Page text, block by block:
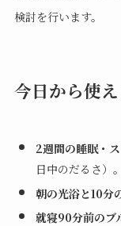
検討を行います。
今日から使
2週間の睡眠・
日中のだるさ）。
朝の光浴と10分
就寝90分前のブ